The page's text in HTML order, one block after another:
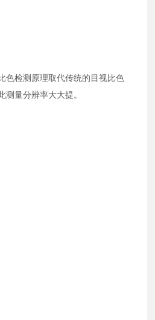
色检测原理取代传统的目视比色
测量分辨率大大提。
：